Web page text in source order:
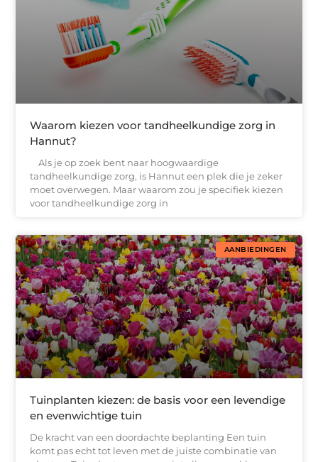
Waarom kiezen voor tandheelkundige zorg in
Hannut?
Als je op zoek bent naar hoogwaardige
tandheelkundige zorg, is Hannut een plek die je zeker
moet overwegen. Maar waarom zou je specifiek kiezen
voor tandheelkundige zorg in
AANBIEDINGEN
Tuinplanten kiezen: de basis voor een levendige
en evenwichtige tuin
De kracht van een doordachte beplanting Een tuin
komt pas echt tot leven met de juiste combinatie van